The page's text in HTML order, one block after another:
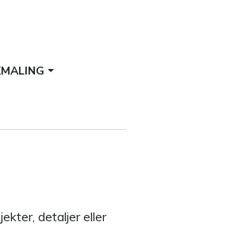
detaljer eller